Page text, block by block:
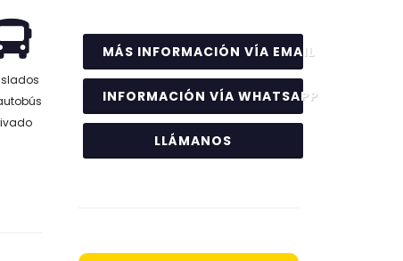
MÁS INFORMACIÓN VÍA EMAIL
INFORMACIÓN VÍA WHATSAPP
LLÁMANOS